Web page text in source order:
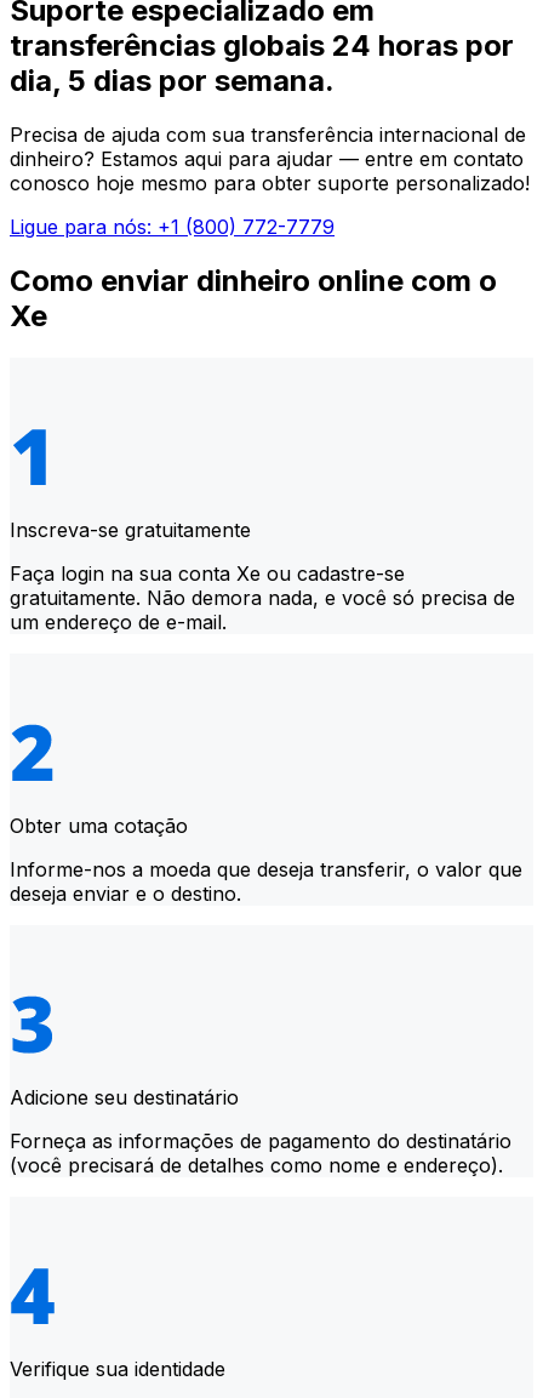
Suporte especializado em
transferências globais 24 horas por
dia, 5 dias por semana.
Precisa de ajuda com sua transferência internacional de
dinheiro? Estamos aqui para ajudar — entre em contato
conosco hoje mesmo para obter suporte personalizado!
Ligue para nós: +1 (800) 772-7779
Como enviar dinheiro online com o
Xe
Inscreva-se gratuitamente
Faça login na sua conta Xe ou cadastre-se
gratuitamente. Não demora nada, e você só precisa de
um endereço de e-mail.
Obter uma cotação
Informe-nos a moeda que deseja transferir, o valor que
deseja enviar e o destino.
Adicione seu destinatário
Forneça as informações de pagamento do destinatário
(você precisará de detalhes como nome e endereço).
Verifique sua identidade